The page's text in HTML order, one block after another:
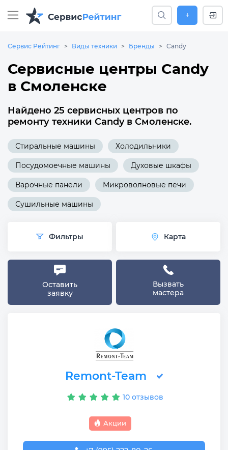
+
Сервис Рейтинг Виды техники Бренды Candy
Сервисные центры Candy
в Смоленске
Найдено 25 сервисных центров по
ремонту техники Candy в Смоленске.
Стиральные машины Холодильники
Посудомоечные машины Духовые шкафы
Варочные панели Микроволновые печи
Сушильные машины
Фильтры Карта
Оставить
заявку
Вызвать
мастера
Remont-Team
10 отзывов
Акции